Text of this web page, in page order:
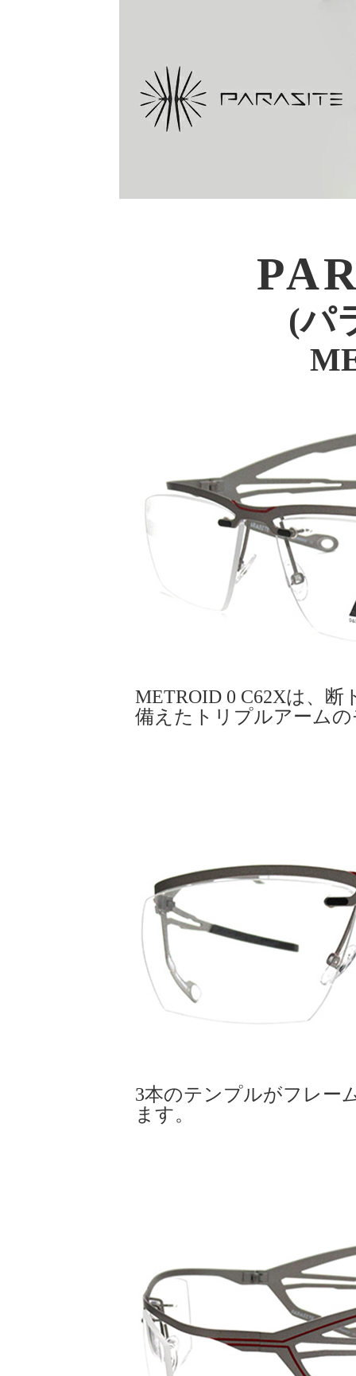
(パ
METROID 0 C62Xは、
備えたトリプルアーム
3本のテンプルがフレー
ます。